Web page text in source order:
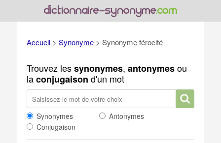
Accueil > Synonyme > Synonyme férocité
Trouvez lessynonymes, antonymesou
laconjugaison d'un mot
Synonymes
Antonymes
Conjugaison